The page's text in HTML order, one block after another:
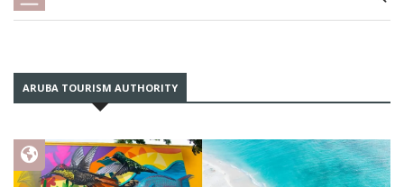
ARUBA TOURISM AUTHORITY